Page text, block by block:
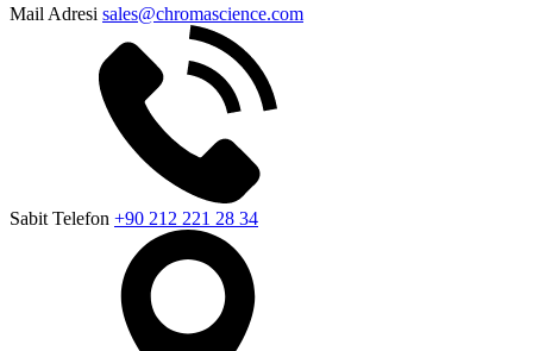
Mail Adresi sales@chromascience.com
Sabit Telefon +90 212 221 28 34